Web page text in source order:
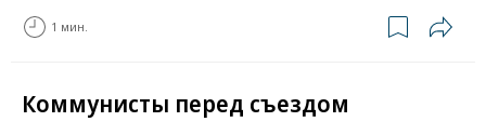
1 мин.
Коммунисты перед съездом